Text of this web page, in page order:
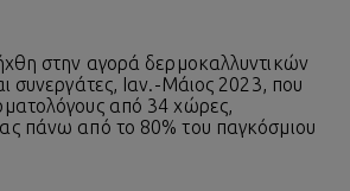
στην αγορά δερμοκαλλυντικών
συνεργάτες, Ιαν.-Μάιος 2023, που
από 34 χώρες,
πάνω από το 80% του παγκόσμιου